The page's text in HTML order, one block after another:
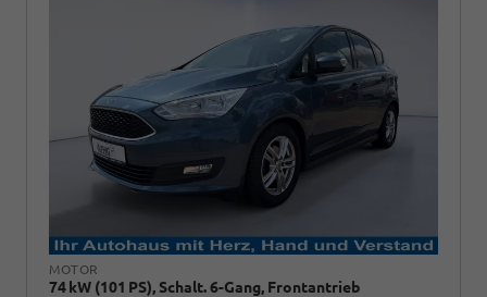
MOTOR
74 kW (101 PS), Schalt. 6-Gang, Frontantrieb